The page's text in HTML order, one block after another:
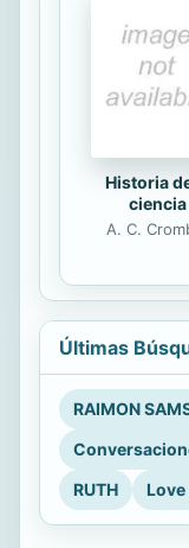
Historia
ciencia
A. C.
Últimas
RAIMON
RUTH